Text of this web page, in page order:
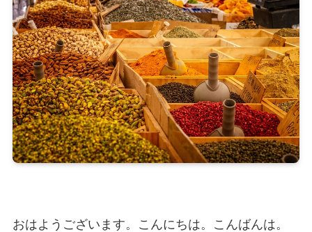
おはようございます。こんにちは。こんばんは。